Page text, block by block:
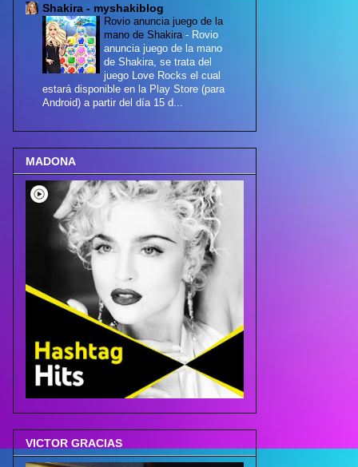
Shakira - myshakiblog
Rovio anuncia juego de la
mano de Shakira - Rovio
anuncia juego de la mano
de Shakira, se trata del
juego Love Rocks el cual
estará disponible en la Play Store (para
Android) a partir del día 15 d...
MADONA
VICTOR GRACIAS